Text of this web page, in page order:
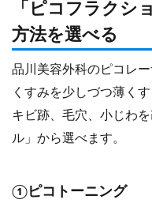
「ピコフラクシ
方法を選べる
品川美容外科のピコレ
くすみを少しづつ薄く
キビ跡、毛穴、小じわ
ル」から選べます。
①ピコトーニング